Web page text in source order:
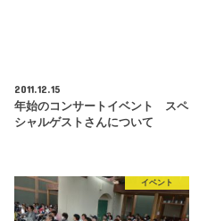
2011.12.15
年始のコンサートイベント スペ
シャルゲストさんについて
イベント